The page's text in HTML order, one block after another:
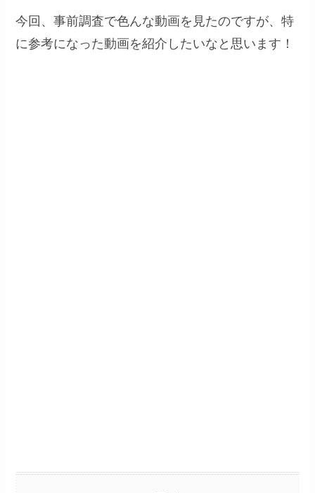
今回、事前調査で色んな動画を見たのですが、特
に参考になった動画を紹介したいなと思います！